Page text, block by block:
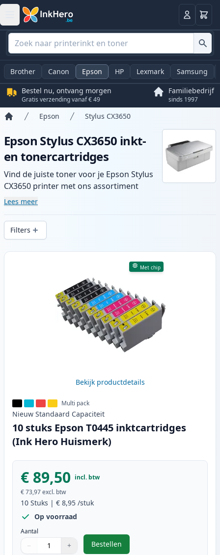
Log in
Brother Canon Epson HP Lexmark Samsung
Bestel nu, ontvang morgen
Gratis verzending vanaf € 49
Familiebedrijf
sinds 1997
Epson Stylus CX3650
Epson Stylus CX3650 inkt-
en tonercartridges
Vind de juiste toner voor je Epson Stylus
CX3650 printer met ons assortiment
compatibele en high-yield cartridges.
snelle levering vanuit lokale voorraad in .
Lees meer
Filters
Producten
Met chip
Bekijk productdetails
Multi pack
Nieuw Standaard Capaciteit
10 stuks Epson T0445 inktcartridges
(Ink Hero Huismerk)
€ 89,50 incl. btw
€ 73,97excl. btw
10 Stuks | € 8,95 /stuk
Op voorraad
Aantal
Gebruik de knoppen om aan te passen
− +
1
Bestellen
,10 stuks Epson T0445